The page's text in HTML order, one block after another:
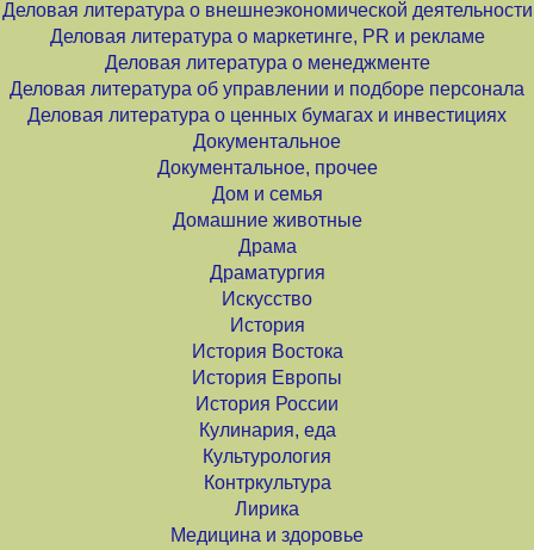
Деловая литература о внешнеэкономической деятельности
Деловая литература о маркетинге, PR и рекламе
Деловая литература о менеджменте
Деловая литература об управлении и подборе персонала
Деловая литература о ценных бумагах и инвестициях
Документальное
Документальное, прочее
Дом и семья
Домашние животные
Драма
Драматургия
Искусство
История
История Востока
История Европы
История России
Кулинария, еда
Культурология
Контркультура
Лирика
Медицина и здоровье